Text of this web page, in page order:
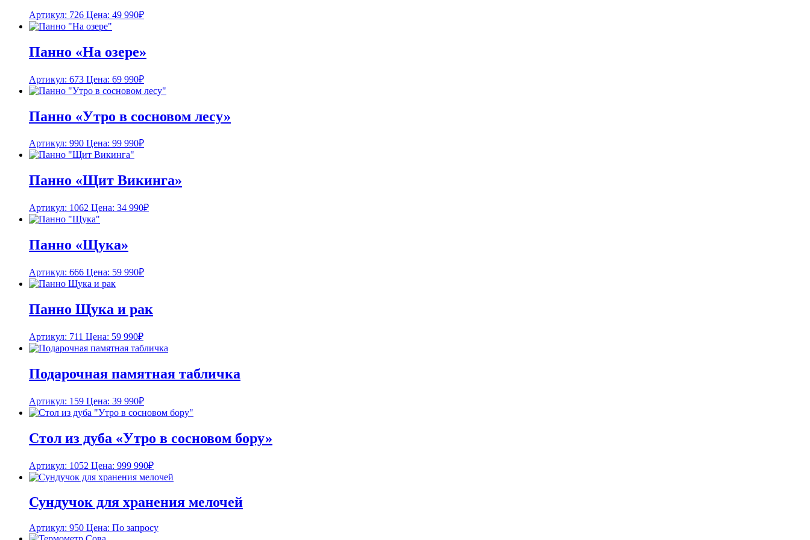
Артикул: 726 Цена: 49 990₽
Панно «На озере»
Артикул: 673 Цена: 69 990₽
Панно «Утро в сосновом лесу»
Артикул: 990 Цена: 99 990₽
Панно «Щит Викинга»
Артикул: 1062 Цена: 34 990₽
Панно «Щука»
Артикул: 666 Цена: 59 990₽
Панно Щука и рак
Артикул: 711 Цена: 59 990₽
Подарочная памятная табличка
Артикул: 159 Цена: 39 990₽
Стол из дуба «Утро в сосновом бору»
Артикул: 1052 Цена: 999 990₽
Сундучок для хранения мелочей
Артикул: 950 Цена: По запросу